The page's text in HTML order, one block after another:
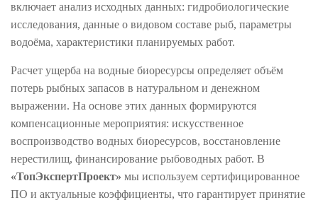
включает анализ исходных данных: гидробиологические
исследования, данные о видовом составе рыб, параметры
водоёма, характеристики планируемых работ.
Расчет ущерба на водные биоресурсы определяет объём
потерь рыбных запасов в натуральном и денежном
выражении. На основе этих данных формируются
компенсационные мероприятия: искусственное
воспроизводство водных биоресурсов, восстановление
нерестилищ, финансирование рыбоводных работ. В
«ТопЭкспертПроект» мы используем сертифицированное
ПО и актуальные коэффициенты, что гарантирует принятие